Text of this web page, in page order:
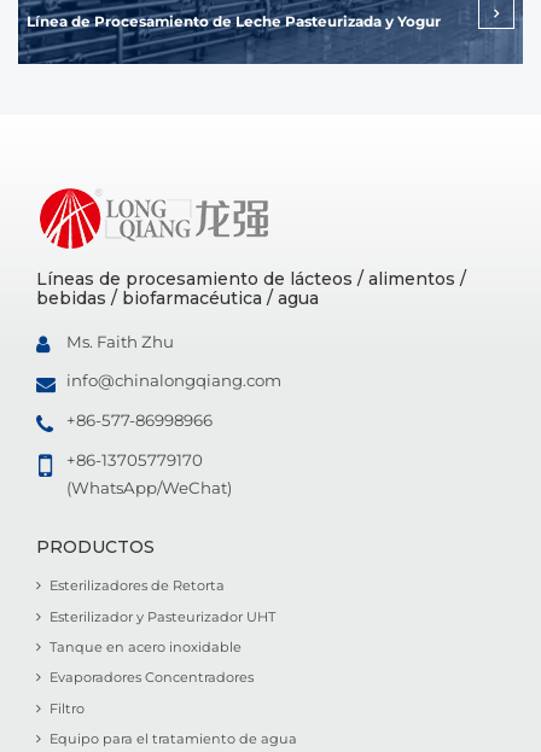
Línea de Procesamiento de Leche Pasteurizada y Yogur
Líneas de procesamiento de lácteos / alimentos /
bebidas / biofarmacéutica / agua
Ms. Faith Zhu
info@chinalongqiang.com
+86-577-86998966
+86-13705779170
(WhatsApp/WeChat)
PRODUCTOS
Esterilizadores de Retorta
Esterilizador y Pasteurizador UHT
Tanque en acero inoxidable
Evaporadores Concentradores
Filtro
Equipo para el tratamiento de agua